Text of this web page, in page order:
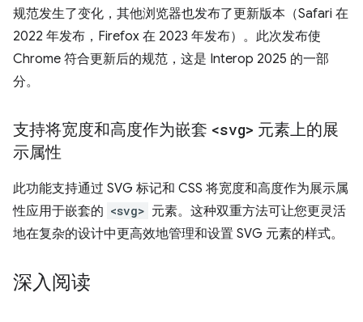
规范发生了变化，其他浏览器也发布了更新版本（Safari 在
2022 年发布，Firefox 在 2023 年发布）。此次发布使
Chrome 符合更新后的规范，这是 Interop 2025 的一部
分。
支持将宽度和高度作为嵌套 <svg> 元素上的展
示属性
此功能支持通过 SVG 标记和 CSS 将宽度和高度作为展示属
性应用于嵌套的 <svg> 元素。这种双重方法可让您更灵活
地在复杂的设计中更高效地管理和设置 SVG 元素的样式。
深入阅读